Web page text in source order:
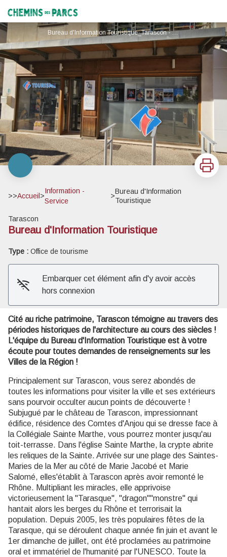
Chemins des Parcs
Bureau d'Information Touristique_Tarascon - Ville de Tarascon
Imprimer
>>Accueil >
Information -
Service
>
Bureau d'Information
Touristique
Tarascon
Bureau d'Information Touristique
Type : Office de tourisme
Embarquer cet élément afin d'y avoir accès
hors connexion
Cité au riche patrimoine, Tarascon témoigne au travers des
périodes historiques de l'architecture au cours des siècles !
L'équipe du Bureau d'Information Touristique est à votre
écoute pour toutes demandes de renseignements sur les
Villes de la Région !
Principalement sur Tarascon, vous serez abondés de
toutes les informations pour visiter la ville et ses extérieurs
sans pourvoir occulter aucun points de découverte !
Subjugué par le château de Tarascon, impressionnant
édifice, résidence des Comtes d'Anjou qui se dresse face à
la Collégiale Sainte Marthe, vous pourrez monter jusqu'au
toit-terrasse. Dans l'église Sainte Marthe, la crypte abrite
les reliques de la Sainte. Arrivée sur une plage des Saintes-
Maries de la Mer au côté de Marie Jacobé et Marie
Salomé, elles'établit à Tarascon après avoir remonté le
Rhône. Multipliant les miracles, elle apprivoise
victorieusement la "Tarasque", "dragon""monstre" qui
hantait alors les berges du Rhône et terrorisait la
population. Depuis 2005, les très populaires fêtes de la
Tarasque, qui se déroulent chaque année fin juin et avant le
1er dimanche de juillet, ont été proclamées au patrimoine
oral et immatériel de l'humanité par l'UNESCO. Toute la